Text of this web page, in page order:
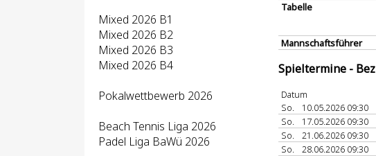
Mixed 2026 B1
Mixed 2026 B2
Mixed 2026 B3
Mixed 2026 B4
Pokalwettbewerb 2026
Beach Tennis Liga 2026
Padel Liga BaWü 2026
Tabelle
Mannschaftsführer
Spieltermine -
Datum
So.
10.05.2026 09:30
So.
17.05.2026 09:30
So.
21.06.2026 09:30
So.
28.06.2026 09:30